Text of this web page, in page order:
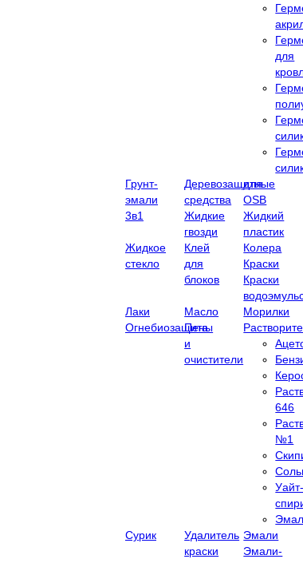
для
Грунт-
эмали
3в1
Деревозащитные
средства
для
OSB
Жидкие
гвозди
Жидкий
пластик
Жидкое
стекло
Клей
для
блоков
Колера
Краски
Краски
Лаки
Масло
Морилки
Огнебиозащита
Пены
и
очистители
646
№1
Уайт-
Сурик
Удалитель
краски
Эмали
Эмали-